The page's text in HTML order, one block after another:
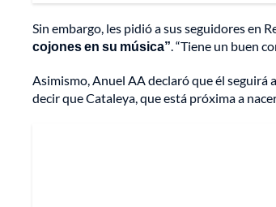
Sin embargo, les pidió a sus seguidores en
cojones en su música”. “Tiene un buen
Asimismo, Anuel AA declaró que él seguirá
decir que Cataleya, que está próxima a